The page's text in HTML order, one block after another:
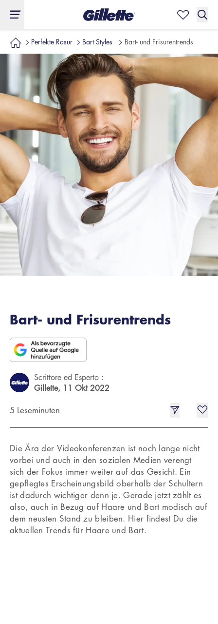
Perfekte Rasur Bart Styles Bart- und Frisurentrends
Bart- und Frisurentrends
Scrittore ed Esperto :
Gillette, 11 Okt 2022
5 Leseminuten
Die Ära der Videokonferenzen ist noch lange nicht
vorbei und auch in den sozialen Medien verengt
sich der Fokus immer weiter auf das Gesicht. Ein
gepflegtes Erscheinungsbild oberhalb der Schultern
ist dadurch wichtiger denn je. Gerade jetzt zählt es
also, auch in Bezug auf Haare und Bart modisch auf
dem neusten Stand zu bleiben. Hier findest Du die
aktuellen Trends für Haare und Bart.